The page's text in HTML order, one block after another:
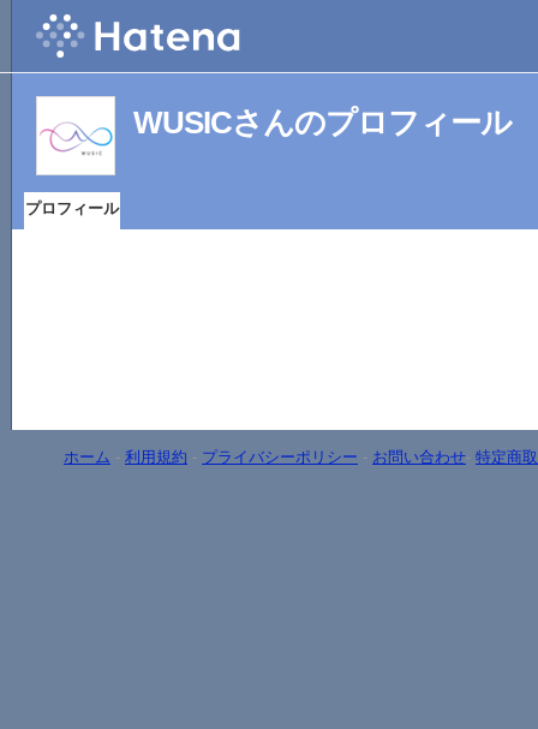
WUSICさんのプロフィール
プロフィール
ホーム - 利用規約 - プライバシーポリシー - お問い合わせ- 特定商